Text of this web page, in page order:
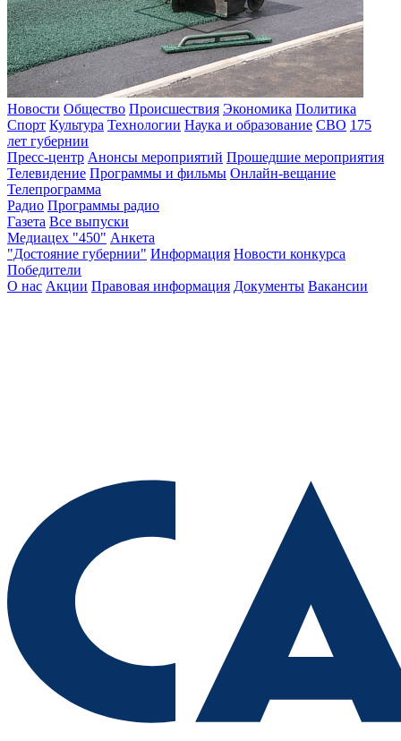
Новости Общество Происшествия Экономика Политика
Спорт Культура Технологии Наука и образование СВО 175
лет губернии
Пресс-центр Анонсы мероприятий Прошедшие мероприятия
Телевидение Программы и фильмы Онлайн-вещание
Телепрограмма
Радио Программы радио
Газета Все выпуски
Медиацех "450" Анкета
"Достояние губернии" Информация Новости конкурса
Победители
О нас Акции Правовая информация Документы Вакансии